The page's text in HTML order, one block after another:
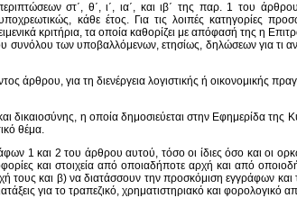
στ΄, θ΄, ι΄, ια΄, και ιβ΄ της παρ. 1 του
κάθε έτος. Για τις λοιπές κατηγορίες
κριτήρια, τα οποία καθορίζει με απόφασή της η
συνόλου των υποβαλλόμενων, ετησίως, δηλώσεων για τι
για τη διενέργεια λογιστικής ή οικονομικής
η οποία δημοσιεύεται στην Εφημερίδα
θέμα.
1 και 2 του άρθρου αυτού, τόσο οι ίδιες όσο και οι
και στοιχεία από οποιαδήποτε αρχή και από
τους και β) να διατάσσουν την προσκόμιση εγγράφων
για το τραπεζικό, χρηματιστηριακό και φορολογικό